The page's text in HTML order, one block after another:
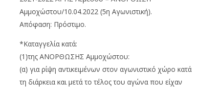
Αμμοχώστου/10.04.2022 (5η Αγωνιστική).
Απόφαση: Πρόστιμο.
*Καταγγελία κατά:
(1)της ΑΝΟΡΘΩΣΗΣ Αμμοχώστου:
(α) για ρίψη αντικειμένων στον αγωνιστικό χώρο κατά
τη διάρκεια και μετά το τέλος του αγώνα που είχαν